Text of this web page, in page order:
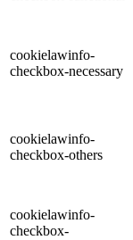
cookielawinfo-
checkbox-necessary
cookielawinfo-
checkbox-others
cookielawinfo-
checkbox-